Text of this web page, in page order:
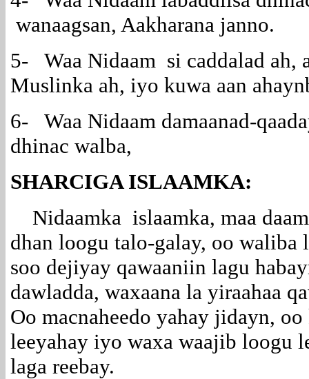
wanaagsan, Aakharana janno.
5- Waa Nidaam si caddalad ah,
Muslinka ah, iyo kuwa aan
6- Waa Nidaam damaanad-
dhinac walba,
SHARCIGA ISLAAMKA:
Nidaamka islaamka, maa
dhan loogu talo-galay, oo waliba
soo dejiyay qawaaniin lagu
dawladda, waxaana la yiraahaa
Oo macnaheedo yahay jidayn,
leeyahay iyo waxa waajib loogu
laga reebay.